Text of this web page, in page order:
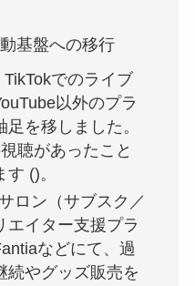
基盤への移行
でのライブ
以外のプラ
を移しました。
聴があったこと
()。
ロン（サブスク／
エイター支援プラ
などにて、過
続やグッズ販売を